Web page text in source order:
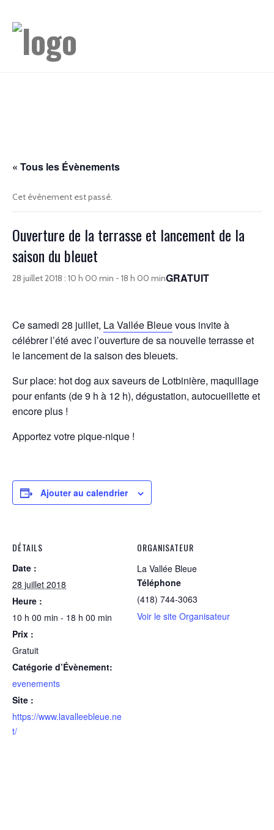
« Tous les Évènements
Cet évènement est passé.
Ouverture de la terrasse et lancement de la
saison du bleuet
28 juillet 2018 : 10 h 00 min - 18 h 00 minGRATUIT
Ce samedi 28 juillet, La Vallée Bleuevous invite à
célébrer l’été avec l’ouverture de sa nouvelle terrasse et
le lancement de la saison des bleuets.
Sur place: hot dog aux saveurs de Lotbinière, maquillage
pour enfants (de 9 h à 12 h), dégustation, autocueillette et
encore plus !
Apportez votre pique-nique !
Ajouter au calendrier
DÉTAILS
Date :
28 juillet 2018
Heure :
10 h 00 min - 18 h 00 min
Prix :
Gratuit
Catégorie d’Évènement:
evenements
Site :
https://www.lavalleebleue.ne
t/
ORGANISATEUR
La Vallée Bleue
Téléphone
(418) 744-3063
Voir le site Organisateur